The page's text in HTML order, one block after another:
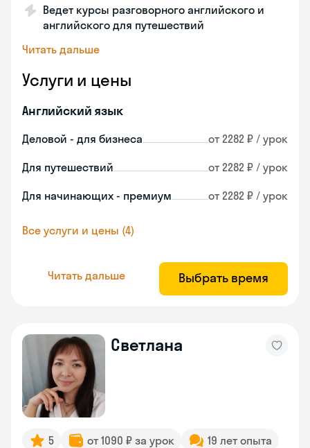
Ведет курсы разговорного английского и
английского для путешествий
Читать дальше
Услуги и цены
Английский язык
Деловой - для бизнеса от 2282 ₽ / урок
Для путешествий от 2282 ₽ / урок
Для начинающих - премиум от 2282 ₽ / урок
Все услуги и цены (4)
Читать дальше Выбрать время
Светлана
5 от 1090 ₽ за урок
19 лет опыта